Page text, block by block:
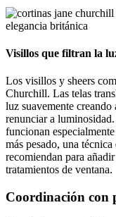
Visillos que filtran la
Los visillos y sheers
Churchill. Las telas
luz suavemente
renunciar a
funcionan
más pesado, una
recomiendan para
tratamientos de ventana.
Coordinación con